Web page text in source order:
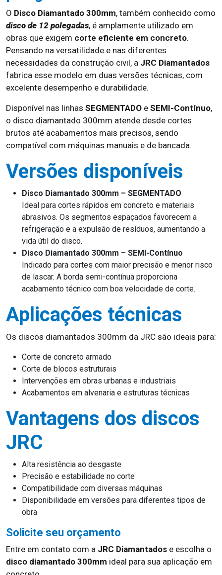
O Disco Diamantado 300mm, também conhecido como
disco de 12 polegadas, é amplamente utilizado em
obras que exigem corte eficiente em concreto.
Pensando na versatilidade e nas diferentes
necessidades da construção civil, a JRC Diamantados
fabrica esse modelo em duas versões técnicas, com
excelente desempenho e durabilidade.
Disponível nas linhas SEGMENTADO e SEMI-Contínuo,
o disco diamantado 300mm atende desde cortes
brutos até acabamentos mais precisos, sendo
compatível com máquinas manuais e de bancada.
Versões disponíveis
Disco Diamantado 300mm – SEGMENTADO
Ideal para cortes rápidos em concreto e materiais
abrasivos. Os segmentos espaçados favorecem a
refrigeração e a expulsão de resíduos, aumentando a
vida útil do disco.
Disco Diamantado 300mm – SEMI-Contínuo
Indicado para cortes com maior precisão e menor risco
de lascar. A borda semi-contínua proporciona
acabamento técnico com boa velocidade de corte.
Aplicações técnicas
Os discos diamantados 300mm da JRC são ideais para:
Corte de concreto armado
Corte de blocos estruturais
Intervenções em obras urbanas e industriais
Acabamentos em alvenaria e estruturas técnicas
Vantagens dos discos
JRC
Alta resistência ao desgaste
Precisão e estabilidade no corte
Compatibilidade com diversas máquinas
Disponibilidade em versões para diferentes tipos de
obra
Solicite seu orçamento
Entre em contato com a JRC Diamantados e escolha o
disco diamantado 300mm ideal para sua aplicação em